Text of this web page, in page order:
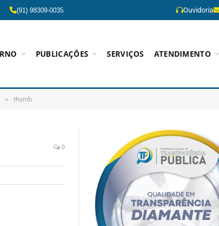
(91) 98309-0035 Ouvidoria
PUBLICAÇÕES SERVIÇOS ATENDIMENTO
» thumb
0